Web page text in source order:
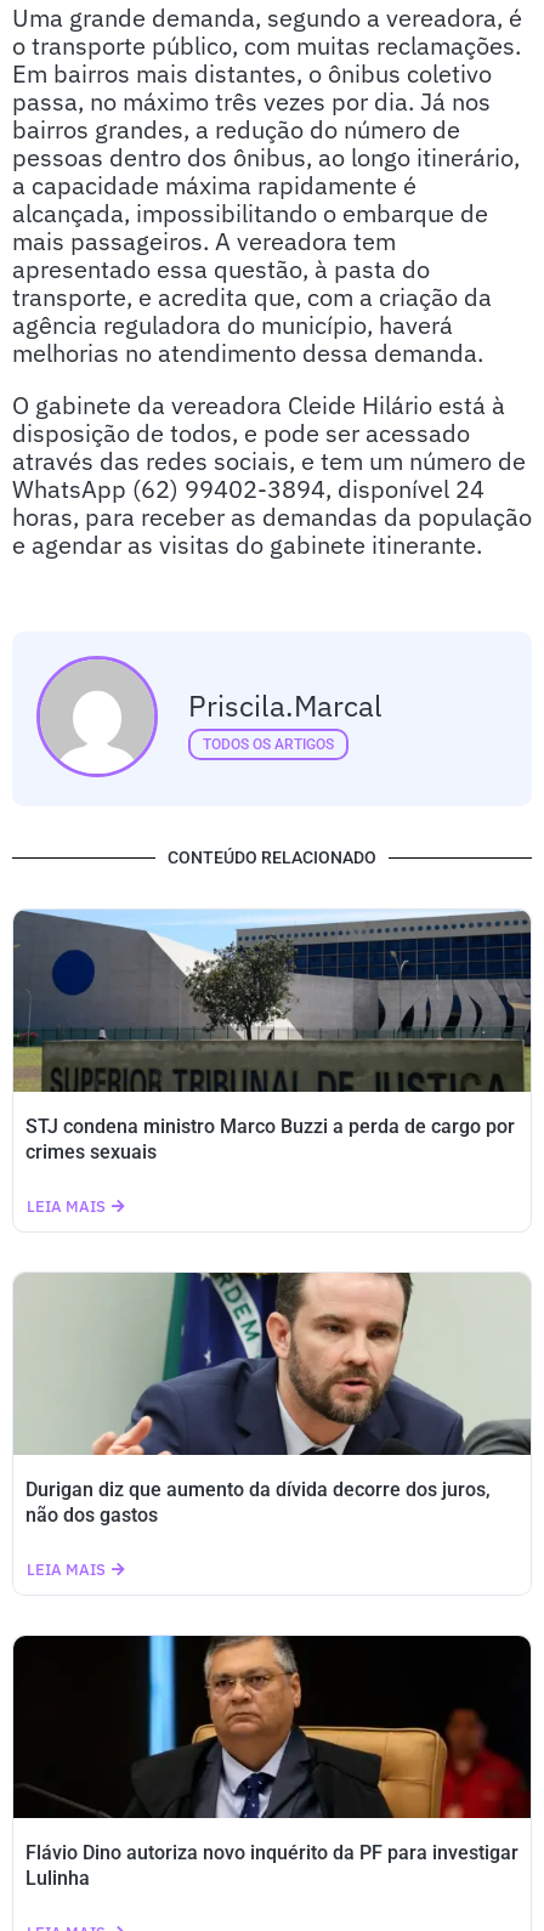
Uma grande demanda, segundo a vereadora, é
o transporte público, com muitas reclamações.
Em bairros mais distantes, o ônibus coletivo
passa, no máximo três vezes por dia. Já nos
bairros grandes, a redução do número de
pessoas dentro dos ônibus, ao longo itinerário,
a capacidade máxima rapidamente é
alcançada, impossibilitando o embarque de
mais passageiros. A vereadora tem
apresentado essa questão, à pasta do
transporte, e acredita que, com a criação da
agência reguladora do município, haverá
melhorias no atendimento dessa demanda.
O gabinete da vereadora Cleide Hilário está à
disposição de todos, e pode ser acessado
através das redes sociais, e tem um número de
WhatsApp (62) 99402-3894, disponível 24
horas, para receber as demandas da população
e agendar as visitas do gabinete itinerante.
Priscila.marcal
TODOS OS ARTIGOS
CONTEÚDO RELACIONADO
STJ condena ministro Marco Buzzi a perda de cargo por
crimes sexuais
LEIA MAIS
Durigan diz que aumento da dívida decorre dos juros,
não dos gastos
LEIA MAIS
Flávio Dino autoriza novo inquérito da PF para investigar
Lulinha